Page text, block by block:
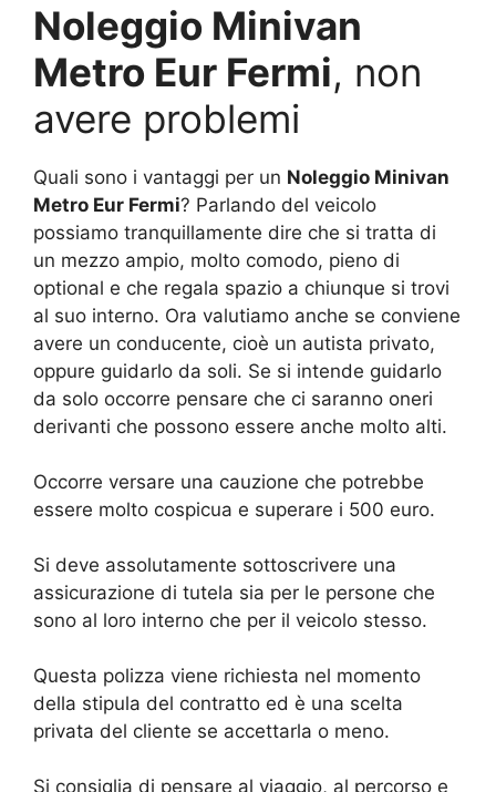
Noleggio Minivan
Metro Eur Fermi, non
avere problemi
Quali sono i vantaggi per un Noleggio Minivan
Metro Eur Fermi? Parlando del veicolo
possiamo tranquillamente dire che si tratta di
un mezzo ampio, molto comodo, pieno di
optional e che regala spazio a chiunque si trovi
al suo interno. Ora valutiamo anche se conviene
avere un conducente, cioè un autista privato,
oppure guidarlo da soli. Se si intende guidarlo
da solo occorre pensare che ci saranno oneri
derivanti che possono essere anche molto alti.
Occorre versare una cauzione che potrebbe
essere molto cospicua e superare i 500 euro.
Si deve assolutamente sottoscrivere una
assicurazione di tutela sia per le persone che
sono al loro interno che per il veicolo stesso.
Questa polizza viene richiesta nel momento
della stipula del contratto ed è una scelta
privata del cliente se accettarla o meno.
Si consiglia di pensare al viaggio, al percorso e